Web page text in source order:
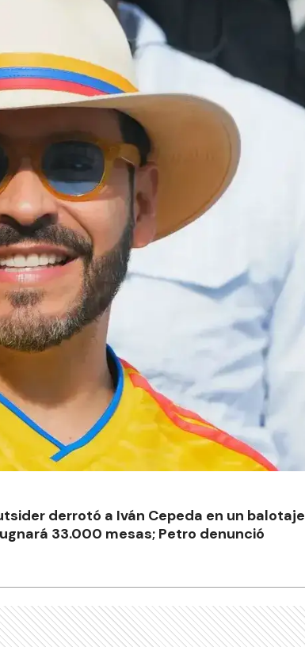
derrotó a Iván Cepeda en un balotaje
33.000 mesas; Petro denunció